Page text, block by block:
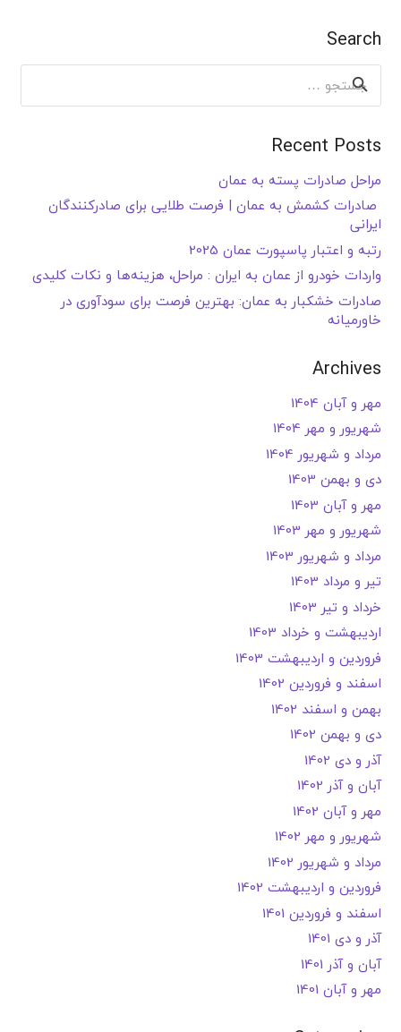
Search
جستجو
برای:
Recent Posts
مراحل صادرات پسته به عمان
صادرات کشمش به عمان | فرصت طلایی برای صادرکنندگان
ایرانی
رتبه و اعتبار پاسپورت عمان 2025
واردات خودرو از عمان به ایران : مراحل، هزینه‌ها و نکات کلیدی
صادرات خشکبار به عمان: بهترین فرصت برای سودآوری در
خاورمیانه
Archives
مهر و آبان 1404
شهریور و مهر 1404
مرداد و شهریور 1404
دی و بهمن 1403
مهر و آبان 1403
شهریور و مهر 1403
مرداد و شهریور 1403
تیر و مرداد 1403
خرداد و تیر 1403
اردیبهشت و خرداد 1403
فروردین و اردیبهشت 1403
اسفند و فروردین 1402
بهمن و اسفند 1402
دی و بهمن 1402
آذر و دی 1402
آبان و آذر 1402
مهر و آبان 1402
شهریور و مهر 1402
مرداد و شهریور 1402
فروردین و اردیبهشت 1402
اسفند و فروردین 1401
آذر و دی 1401
آبان و آذر 1401
مهر و آبان 1401